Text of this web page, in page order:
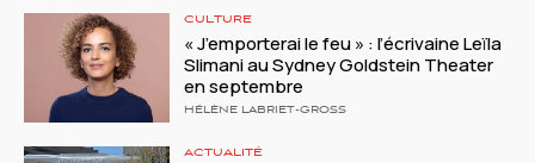
CULTURE
« J’emporterai le feu » : l’écrivaine Leïla
Slimani au Sydney Goldstein Theater
en septembre
HÉLÈNE LABRIET-GROSS
ACTUALITÉ